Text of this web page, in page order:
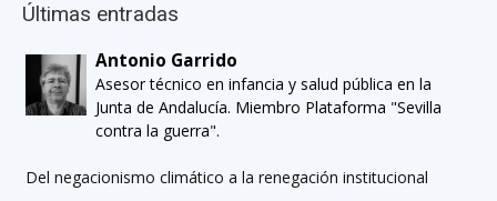
Últimas entradas
Antonio Garrido
Asesor técnico en infancia y salud pública en la
Junta de Andalucía. Miembro Plataforma "Sevilla
contra la guerra".
Del negacionismo climático a la renegación institucional